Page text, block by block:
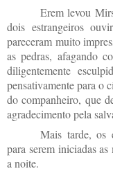
Erem levou
dois estrangeiros
pareceram muito
as pedras, afagando
diligentemente
pensativamente para o
do companheiro, que
agradecimento pela
Mais tarde, os
para serem iniciadas
a noite.